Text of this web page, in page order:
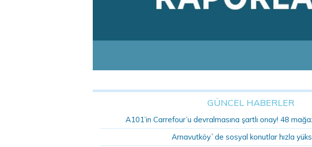
GÜNCEL HABERLER
A101’in Carrefour’u devralmasına şartlı onay! 48
Arnavutköy`de sosyal konutlar hızla